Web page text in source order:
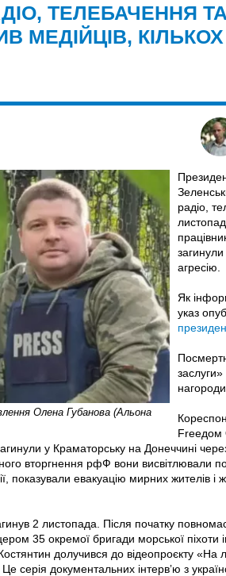
ТЕЛЕБАЧЕННЯ
МЕДІЙЦІВ,
Олена Губанова (Альона
радіо,
загинули
агресію.
Як
указ
Freeдом
у Краматорську на Донеччині
вторгнення рфФ вони висвітлювали
показували евакуацію мирних жителів і
2 листопада. Після початку
35 окремої бригади морської піхоти
долучився до відеопроєкту «На
серія документальних інтервʼю з